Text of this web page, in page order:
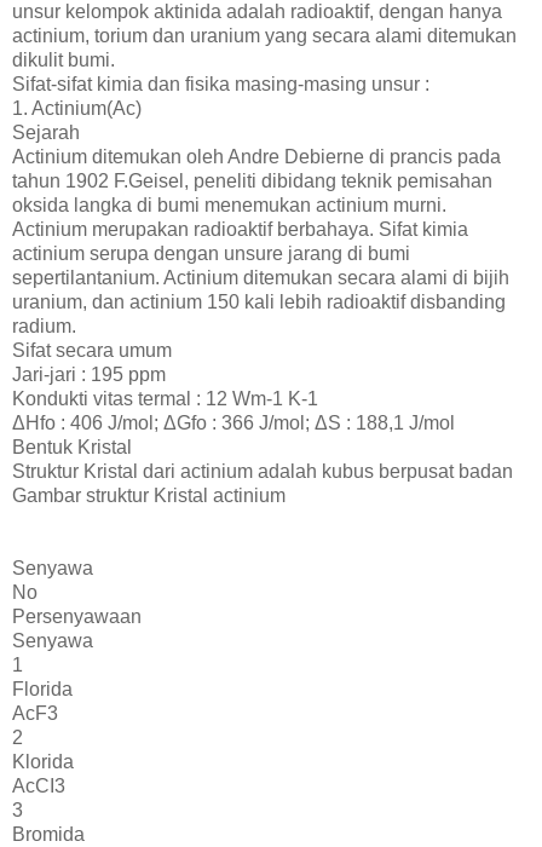
unsur kelompok aktinida adalah radioaktif, dengan hanya
actinium, torium dan uranium yang secara alami ditemukan
dikulit bumi.
Sifat-sifat kimia dan fisika masing-masing unsur :
1. Actinium(Ac)
Sejarah
Actinium ditemukan oleh Andre Debierne di prancis pada
tahun 1902 F.Geisel, peneliti dibidang teknik pemisahan
oksida langka di bumi menemukan actinium murni.
Actinium merupakan radioaktif berbahaya. Sifat kimia
actinium serupa dengan unsure jarang di bumi
sepertilantanium. Actinium ditemukan secara alami di bijih
uranium, dan actinium 150 kali lebih radioaktif disbanding
radium.
Sifat secara umum
Jari-jari : 195 ppm
Kondukti vitas termal : 12 Wm-1 K-1
ΔHfo : 406 J/mol; ΔGfo : 366 J/mol; ΔS : 188,1 J/mol
Bentuk Kristal
Struktur Kristal dari actinium adalah kubus berpusat badan
Gambar struktur Kristal actinium
Senyawa
No
Persenyawaan
Senyawa
1
Florida
AcF3
2
Klorida
AcCI3
3
Bromida